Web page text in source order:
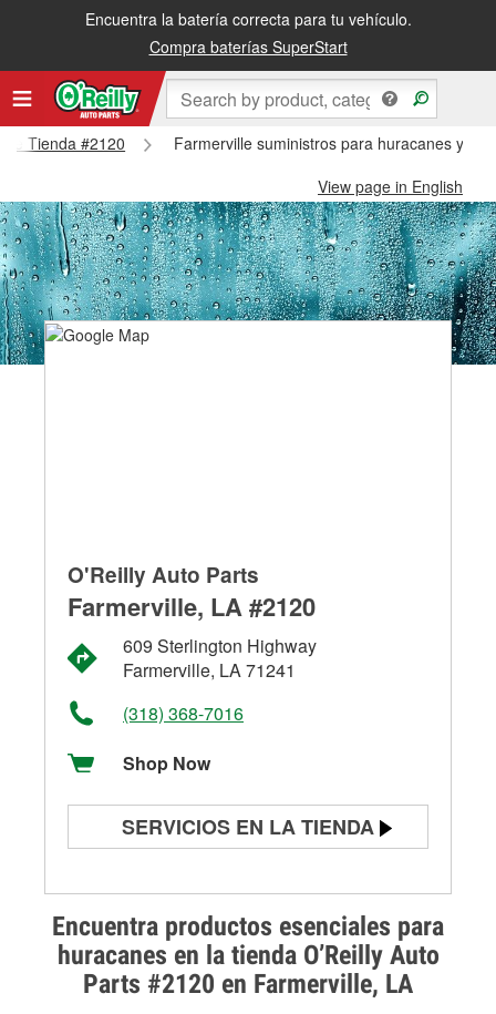
Encuentra la batería correcta para tu vehículo.
Compra baterías SuperStart
Tienda #2120
Farmerville suministros para huracanes y
View page in English
Encuentra productos esenciales para
huracanes en la tienda O’Reilly Auto
Parts #2120 en Farmerville, LA
O'Reilly Auto Parts
Farmerville, LA #2120
609 Sterlington Highway
Farmerville, LA 71241
(318) 368-7016
Shop Now
SERVICIOS EN LA TIENDA
Prueba de alternadores y
arrancadores
Revisión de la luz "Check Engine"